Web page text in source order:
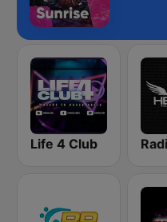
Life 4 Club